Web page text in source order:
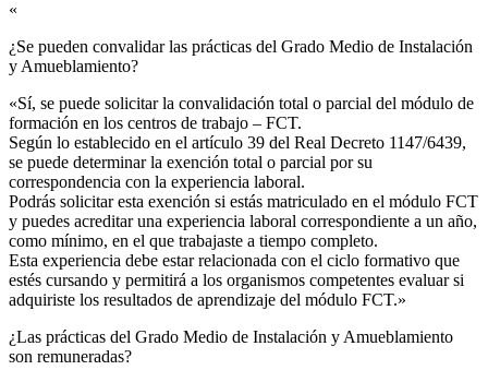
«
¿Se pueden convalidar las prácticas del Grado Medio de Instalación
y Amueblamiento?​
«Sí, se puede solicitar la convalidación total o parcial del módulo de
formación en los centros de trabajo – FCT.
Según lo establecido en el artículo 39 del Real Decreto 1147/6439,
se puede determinar la exención total o parcial por su
correspondencia con la experiencia laboral.
Podrás solicitar esta exención si estás matriculado en el módulo FCT
y puedes acreditar una experiencia laboral correspondiente a un año,
como mínimo, en el que trabajaste a tiempo completo.
Esta experiencia debe estar relacionada con el ciclo formativo que
estés cursando y permitirá a los organismos competentes evaluar si
adquiriste los resultados de aprendizaje del módulo FCT.»
¿Las prácticas del Grado Medio de Instalación y Amueblamiento
son remuneradas?​